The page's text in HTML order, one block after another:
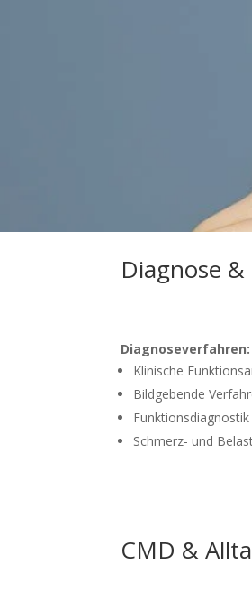
Diagnose
Diagnoseverfahren:
Klinische
Bildgebende
Schmerz- und
CMD &